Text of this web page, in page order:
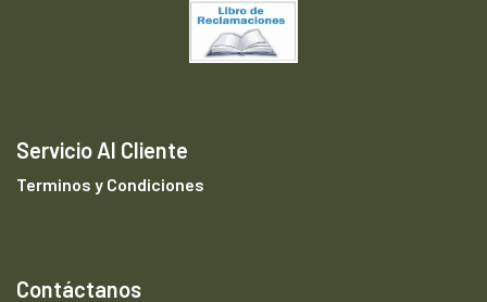
Servicio Al Cliente
Terminos y Condiciones
Contáctanos